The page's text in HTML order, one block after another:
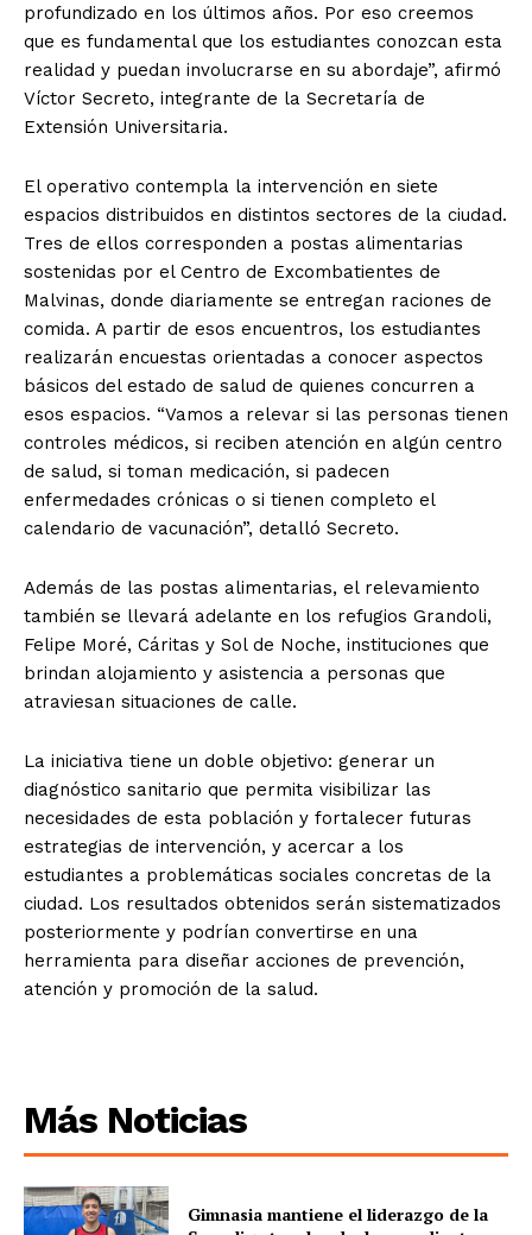
profundizado en los últimos años. Por eso creemos
que es fundamental que los estudiantes conozcan esta
realidad y puedan involucrarse en su abordaje”, afirmó
Víctor Secreto, integrante de la Secretaría de
Extensión Universitaria.
El operativo contempla la intervención en siete
espacios distribuidos en distintos sectores de la ciudad.
Tres de ellos corresponden a postas alimentarias
sostenidas por el Centro de Excombatientes de
Malvinas, donde diariamente se entregan raciones de
comida. A partir de esos encuentros, los estudiantes
realizarán encuestas orientadas a conocer aspectos
básicos del estado de salud de quienes concurren a
esos espacios. “Vamos a relevar si las personas tienen
controles médicos, si reciben atención en algún centro
de salud, si toman medicación, si padecen
enfermedades crónicas o si tienen completo el
calendario de vacunación”, detalló Secreto.
Además de las postas alimentarias, el relevamiento
también se llevará adelante en los refugios Grandoli,
Felipe Moré, Cáritas y Sol de Noche, instituciones que
brindan alojamiento y asistencia a personas que
atraviesan situaciones de calle.
La iniciativa tiene un doble objetivo: generar un
diagnóstico sanitario que permita visibilizar las
necesidades de esta población y fortalecer futuras
estrategias de intervención, y acercar a los
estudiantes a problemáticas sociales concretas de la
ciudad. Los resultados obtenidos serán sistematizados
posteriormente y podrían convertirse en una
herramienta para diseñar acciones de prevención,
atención y promoción de la salud.
Más Noticias
Gimnasia mantiene el liderazgo de la